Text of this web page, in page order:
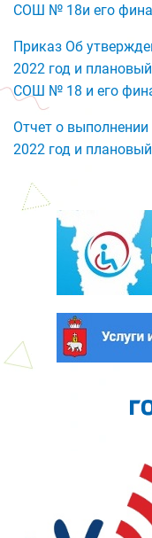
СОШ № 18и его
Приказ Об
2022 год и
СОШ № 18 и его
Отчет о
2022 год и